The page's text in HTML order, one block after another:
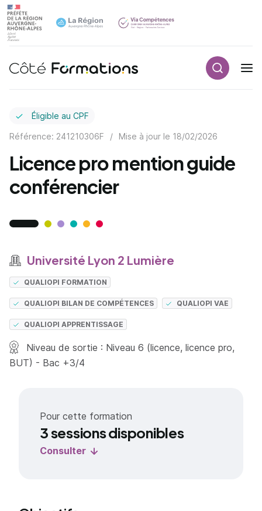
Navigation principale
Éligible au CPF
Référence: 241210306F / Mise à jour le 18/02/2026
Licence pro mention guide
conférencier
Université Lyon 2 Lumière
QUALIOPI FORMATION
QUALIOPI BILAN DE COMPÉTENCES QUALIOPI VAE
QUALIOPI APPRENTISSAGE
Niveau de sortie : Niveau 6 (licence, licence pro,
BUT) - Bac +3/4
Pour cette formation
3 sessions disponibles
Consulter